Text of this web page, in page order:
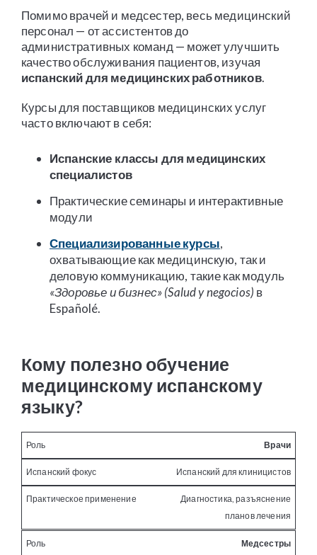
Помимо врачей и медсестер, весь медицинский
персонал — от ассистентов до
административных команд — может улучшить
качество обслуживания пациентов, изучая
испанский для медицинских работников.
Курсы для поставщиков медицинских услуг
часто включают в себя:
Испанские классы для медицинских
специалистов
Практические семинары и интерактивные
модули
Специализированные курсы,
охватывающие как медицинскую, так и
деловую коммуникацию, такие как модуль
«Здоровье и бизнес» (Salud y negocios) в
Españolé.
Кому полезно обучение
медицинскому испанскому
языку?
Врачи
Испанский для клиницистов
Диагностика, разъяснение
планов лечения
Медсестры